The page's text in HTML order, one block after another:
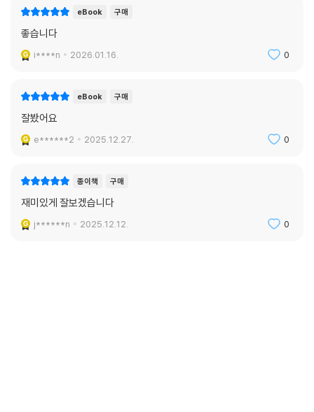
eBook 구매
좋습니다
i****n 2026.01.16. 0
eBook 구매
잘봤어요
e******2 2025.12.27. 0
종이책 구매
재미있게 잘보겠습니다
j******n 2025.12.12. 0